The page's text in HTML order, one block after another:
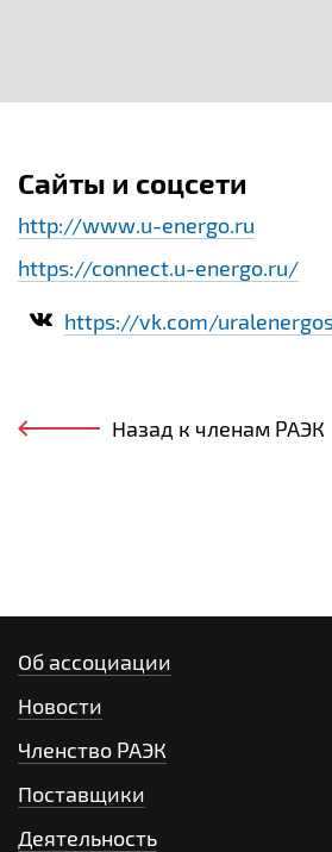
Сайты и соцсети
http://www.u-energo.ru
https://connect.u-energo.ru/
https://vk.com/
Назад к членам РАЭК
Об ассоциации
Новости
Членство РАЭК
Поставщики
Деятельность